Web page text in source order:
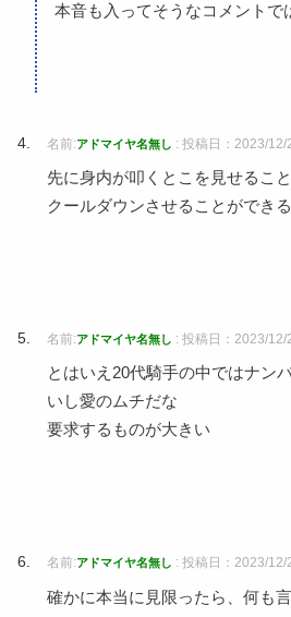
本音も入ってそうなコメントで
名前:アドマイヤ名無し : 投稿日：2023/12/
先に身内が叩くとこを見せるこ
クールダウンさせることができ
名前:アドマイヤ名無し : 投稿日：2023/12/
とはいえ20代騎手の中ではナン
いし愛のムチだな
要求するものが大きい
名前:アドマイヤ名無し : 投稿日：2023/12/
確かに本当に見限ったら、何も